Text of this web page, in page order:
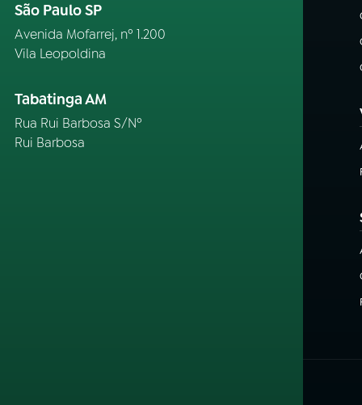
São Paulo SP
Avenida Mofarrej, nº 1.200
Vila Leopoldina
Tabatinga AM
Rua Rui Barbosa S/Nº
Rui Barbosa